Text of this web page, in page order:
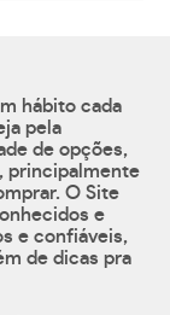
hábito cada
pela
de opções,
principalmente
O Site
e
e confiáveis,
de dicas pra